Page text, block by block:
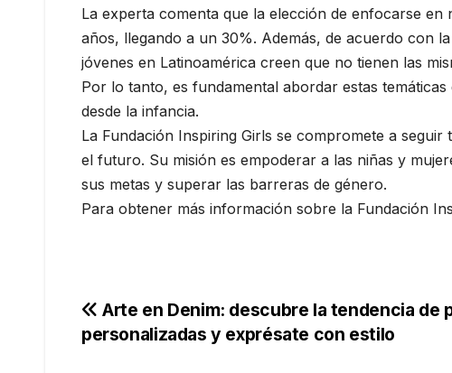
La experta comenta que la elección de enfocarse
años, llegando a un 30%. Además, de acuerdo con
jóvenes en Latinoamérica creen que no tienen las
Por lo tanto, es fundamental abordar estas
desde la infancia.
La Fundación Inspiring Girls se compromete a
el futuro. Su misión es empoderar a las niñas y
sus metas y superar las barreras de género.
Para obtener más información sobre la Fundación
Navegación
de
Arte en Denim: descubre la tendencia de
personalizadas y exprésate con estilo